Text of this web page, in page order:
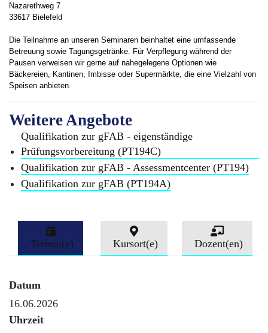
Nazarethweg 7
33617 Bielefeld
Die Teilnahme an unseren Seminaren beinhaltet eine umfassende
Betreuung sowie Tagungsgetränke. Für Verpflegung während der
Pausen verweisen wir gerne auf nahegelegene Optionen wie
Bäckereien, Kantinen, Imbisse oder Supermärkte, die eine Vielzahl von
Speisen anbieten.
Weitere Angebote
Qualifikation zur gFAB - eigenständige
Prüfungsvorbereitung (PT194C)
Qualifikation zur gFAB - Assessmentcenter (PT194)
Qualifikation zur gFAB (PT194A)
Termin(e) Kursort(e) Dozent(en)
Datum
16.06.2026
Uhrzeit